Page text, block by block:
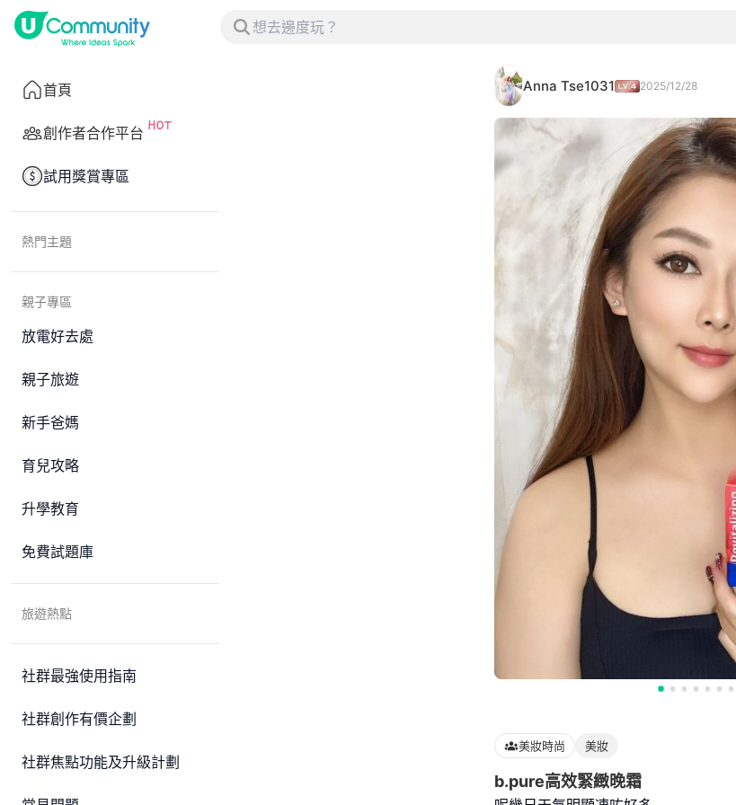
首頁
創作者合作平台
試用獎賞專區
熱門主題
親子專區
放電好去處
親子旅遊
新手爸媽
育兒攻略
升學教育
免費試題庫
旅遊熱點
社群最強使用指南
社群創作有價企劃
社群焦點功能及升級計劃
Anna Tse1031 2025/12/28
美妝時尚 美妝
b.pure高效緊緻晚霜